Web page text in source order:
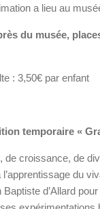
a lieu au
du musée,
: 3,50€ par enfant
temporaire «
de croissance, de
du
d’Allard